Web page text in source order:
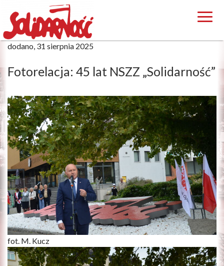
dodano, 31 sierpnia 2025
Fotorelacja: 45 lat NSZZ „Solidarność”
fot. M. Kucz